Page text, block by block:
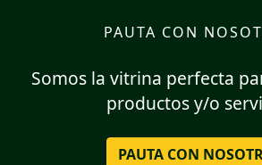
PAUTA CON
Somos la vitrina perfecta
productos y/o
PAUTA CON